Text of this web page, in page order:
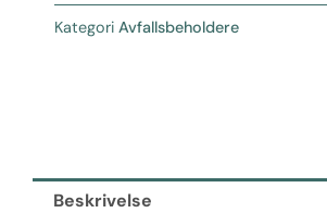
Medisinretur
antall
Kategori Avfallsbeholdere
Beskrivelse